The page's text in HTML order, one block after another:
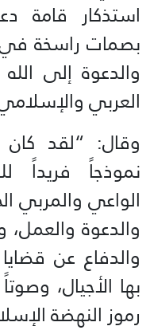
استذكار قامة
بصمات راسخة
والدعوة إلى
العربي
وقال: “لقد كان
نموذجاً فريداً
الواعي والمربي
والدعوة
والدفاع عن
بها الأجيال،
رموز النهضة